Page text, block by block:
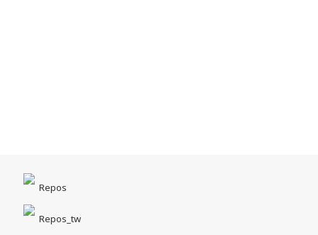
Repos
Repos_tw